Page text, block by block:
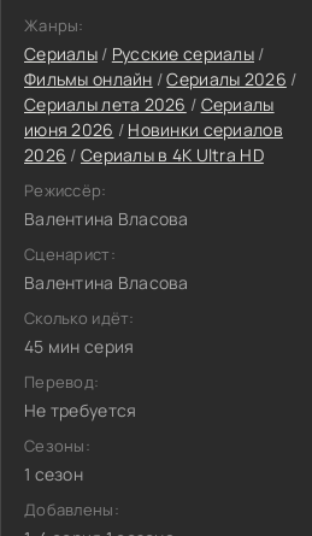
Жанры:
Сериалы/ Русские сериалы /
Фильмы онлайн /Сериалы 2026 /
Сериалы лета 2026 / Сериалы
июня 2026 / Новинки сериалов
2026 / Сериалы в 4K Ultra HD
Режиссёр:
Валентина Власова
Сценарист:
Валентина Власова
Сколько идёт:
45 мин серия
Перевод:
Не требуется
Сезоны:
1 сезон
Добавлены: